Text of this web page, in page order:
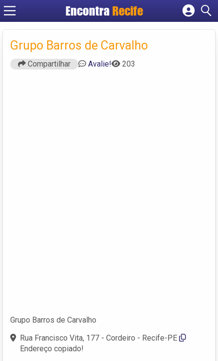
Encontra Recife
Cadastrar empresa
Criar conta
Grupo Barros de Carvalho
Compartilhar Avalie! 203
Grupo Barros de Carvalho
Rua Francisco Vita, 177 - Cordeiro - Recife-PE
Endereço copiado!